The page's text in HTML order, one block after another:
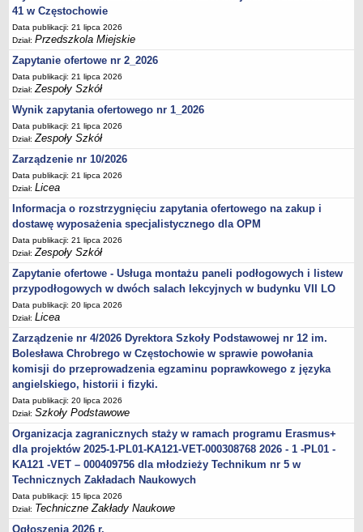
41 w Częstochowie
Data publikacji: 21 lipca 2026
Dział:Przedszkola Miejskie
Zapytanie ofertowe nr 2_2026
Data publikacji: 21 lipca 2026
Dział:Zespoły Szkół
Wynik zapytania ofertowego nr 1_2026
Data publikacji: 21 lipca 2026
Dział:Zespoły Szkół
Zarządzenie nr 10/2026
Data publikacji: 21 lipca 2026
Dział:Licea
Informacja o rozstrzygnięciu zapytania ofertowego na zakup i
dostawę wyposażenia specjalistycznego dla OPM
Data publikacji: 21 lipca 2026
Dział:Zespoły Szkół
Zapytanie ofertowe - Usługa montażu paneli podłogowych i listew
przypodłogowych w dwóch salach lekcyjnych w budynku VII LO
Data publikacji: 20 lipca 2026
Dział:Licea
Zarządzenie nr 4/2026 Dyrektora Szkoły Podstawowej nr 12 im.
Bolesława Chrobrego w Częstochowie w sprawie powołania
komisji do przeprowadzenia egzaminu poprawkowego z języka
angielskiego, historii i fizyki.
Data publikacji: 20 lipca 2026
Dział:Szkoły Podstawowe
Organizacja zagranicznych staży w ramach programu Erasmus+
dla projektów 2025-1-PL01-KA121-VET-000308768 2026 - 1 -PL01 -
KA121 -VET – 000409756 dla młodzieży Technikum nr 5 w
Technicznych Zakładach Naukowych
Data publikacji: 15 lipca 2026
Dział: Techniczne Zakłady Naukowe
Ogłoszenia 2026 r.